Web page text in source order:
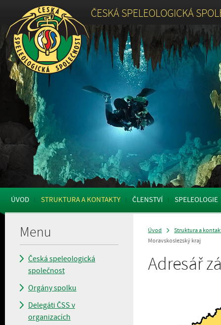
ČESKÁ SPELEOLOGICKÁ
ÚVOD STRUKTURA A KONTAKTY ČLENSTVÍ SPELEOLOGIE
Menu
Česká speleologická
společnost
Orgány spolku
Delegáti ČSS v
organizacích
Úvod
Struktura a
Moravskoslezský kraj
Adresář